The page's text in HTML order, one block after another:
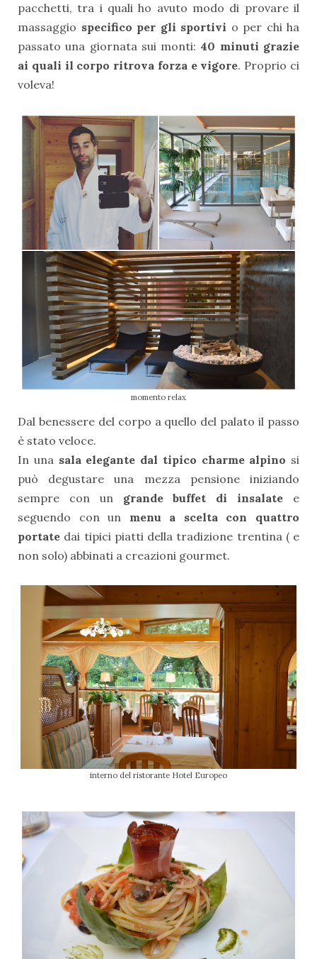
pacchetti, tra i quali ho avuto modo di provare il
massaggio specifico per gli sportivi o per chi ha
passato una giornata sui monti: 40 minuti grazie
ai quali il corpo ritrova forza e vigore. Proprio ci
voleva!
momento relax
Dal benessere del corpo a quello del palato il passo
è stato veloce.
In una sala elegante dal tipico charme alpino si
può degustare una mezza pensione iniziando
sempre con un grande buffet di insalate e
seguendo con un menu a scelta con quattro
portate dai tipici piatti della tradizione trentina ( e
non solo) abbinati a creazioni gourmet.
interno del ristorante Hotel Europeo